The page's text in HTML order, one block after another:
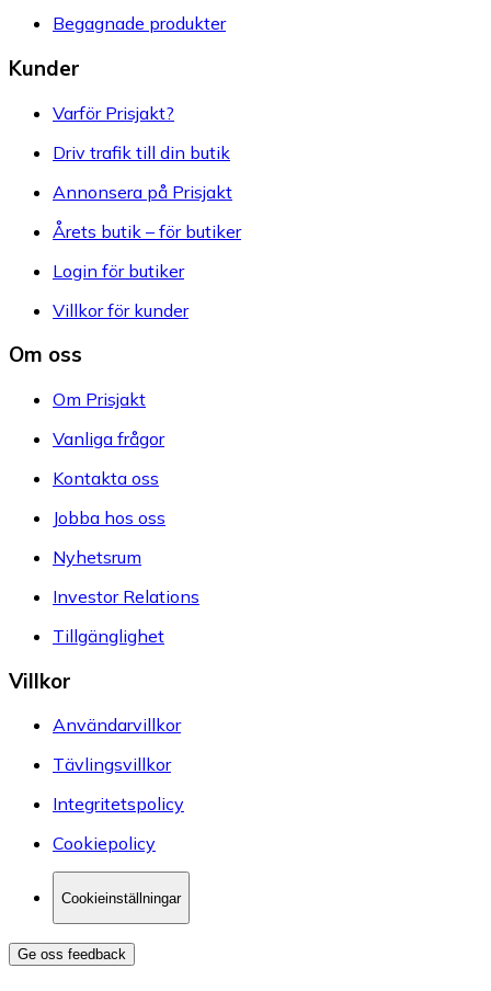
Begagnade produkter
Kunder
Varför Prisjakt?
Driv trafik till din butik
Annonsera på Prisjakt
Årets butik – för butiker
Login för butiker
Villkor för kunder
Om oss
Om Prisjakt
Vanliga frågor
Kontakta oss
Jobba hos oss
Nyhetsrum
Investor Relations
Tillgänglighet
Villkor
Användarvillkor
Tävlingsvillkor
Integritetspolicy
Cookiepolicy
Cookieinställningar
Ge oss feedback